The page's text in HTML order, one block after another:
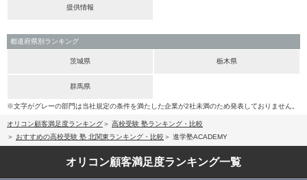
提供情報
都道府県別ランキング
茨城県 栃木県
群馬県
※文字がグレーの部門は当社規定の条件を満たした企業が2社未満のため発表しておりません。
オリコン顧客満足度ランキング
高校受験 塾ランキング・比較
おすすめの高校受験 塾 北関東ランキング・比較
進学塾ACADEMY
オリコン顧客満足度ランキング一覧